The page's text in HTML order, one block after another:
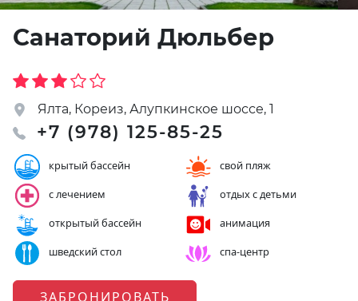
Санаторий Дюльбер
Ялта, Кореиз, Алупкинское шоссе, 1
+7 (978) 125-85-25
крытый бассейн
свой пляж
с лечением
отдых с детьми
открытый бассейн
анимация
шведский стол
спа-центр
ЗАБРОНИРОВАТЬ